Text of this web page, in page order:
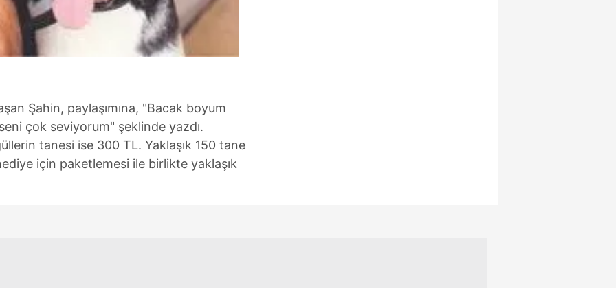
Şahin, paylaşımına, "Bacak boyum
çok seviyorum" şeklinde yazdı.
tanesi ise 300 TL. Yaklaşık 150 tane
için paketlemesi ile birlikte yaklaşık